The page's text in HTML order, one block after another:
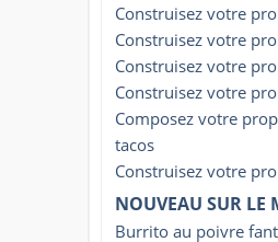
Construisez votre
Construisez votre
Construisez votre
Construisez votre
Composez votre
tacos
Construisez votre
NOUVEAU SUR LE
Burrito au poivre